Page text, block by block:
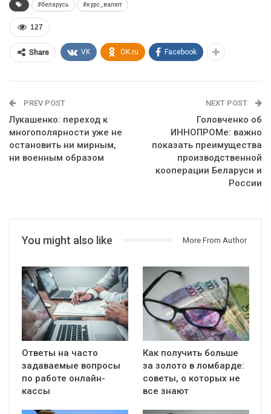
#беларусь #курс_валют
127
Share VK OK.ru Facebook
PREV POST
Лукашенко: переход к
многополярности уже не
остановить ни мирным,
ни военным образом
NEXT POST
Головченко об
ИННОПРОМе: важно
показать преимущества
производственной
кооперации Беларуси и
России
You might also like More From Author
Ответы на часто
задаваемые вопросы
по работе онлайн-
кассы
Как получить больше
за золото в ломбарде:
советы, о которых не
все знают